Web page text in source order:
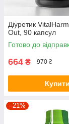
Діуретик
Out, 90 капсул
Готово до
664 ₴ 970 ₴
Купити
–21%